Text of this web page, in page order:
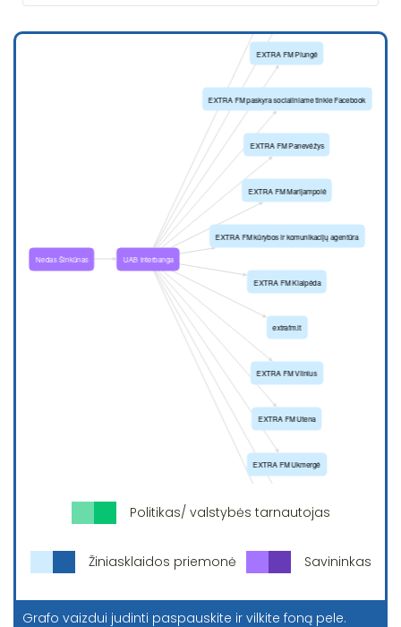
Politikas/ valstybės tarnautojas
Žiniasklaidos priemonė Savininkas
Grafo vaizdui judinti paspauskite ir vilkite foną pele.